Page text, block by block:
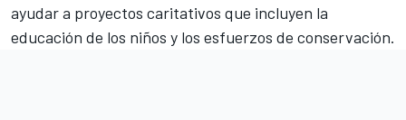
ayudar a proyectos caritativos que incluyen la
educación de los niños y los esfuerzos de conservación.